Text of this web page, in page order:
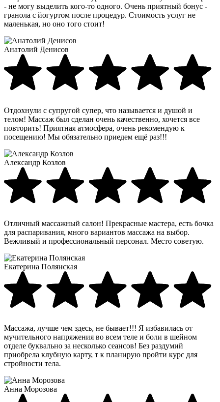
- не могу выделить кого-то одного. Очень приятный бонус -
гранола с йогуртом после процедур. Стоимость услуг не
маленькая, но оно того стоит!
Анатолий Денисов
Отдохнули с супругой супер, что называется и душой и
телом! Массаж был сделан очень качественно, хочется все
повторить! Приятная атмосфера, очень рекомендую к
посещению! Мы обязательно приедем ещё раз!!!
Александр Козлов
Отличный массажный салон! Прекрасные мастера, есть бочка
для распаривания, много вариантов массажа на выбор.
Вежливый и профессиональный персонал. Место советую.
Екатерина Полянская
Массажа, лучше чем здесь, не бывает!!! Я избавилась от
мучительного напряжения во всем теле и боли в шейном
отделе буквально за несколько сеансов! Без раздумий
приобрела клубную карту, т к планирую пройти курс для
стройности тела.
Анна Морозова